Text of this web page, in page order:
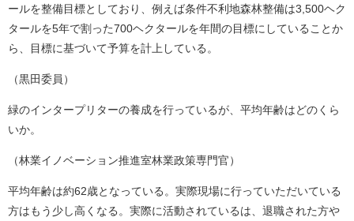
ールを整備目標としており、例えば条件不利地森林整備は3,500ヘク
タールを5年で割った700ヘクタールを年間の目標にしていることか
ら、目標に基づいて予算を計上している。
（黒田委員）
緑のインタープリターの養成を行っているが、平均年齢はどのくら
いか。
（林業イノベーション推進室林業政策専門官）
平均年齢は約62歳となっている。実際現場に行っていただいている
方はもう少し高くなる。実際に活動されているは、退職された方や